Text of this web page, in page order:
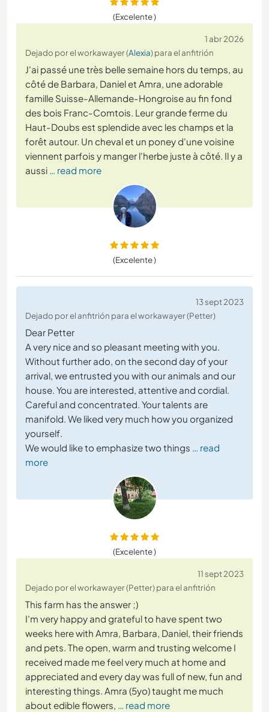
(Excelente )
1 abr 2026
Dejado por el workawayer (Alexia) para el anfitrión
J'ai passé une très belle semaine hors du temps, au
côté de Barbara, Daniel et Amra, une adorable
famille Suisse-Allemande-Hongroise au fin fond
des bois Franc-Comtois. Leur grande ferme du
Haut-Doubs est splendide avec les champs et la
forêt autour. Un cheval et un poney d'une voisine
viennent parfois y manger l'herbe juste à côté. Il y a
aussi … read more
(Excelente )
13 sept 2023
Dejado por el anfitrión para el workawayer (Petter)
Dear Petter
A very nice and so pleasant meeting with you.
Without further ado, on the second day of your
arrival, we entrusted you with our animals and our
house. You are interested, attentive and cordial.
Careful and concentrated. Your talents are
manifold. We liked very much how you organized
yourself.
We would like to emphasize two things … read
more
(Excelente )
11 sept 2023
Dejado por el workawayer (Petter) para el anfitrión
This farm has the answer ;)
I'm very happy and grateful to have spent two
weeks here with Amra, Barbara, Daniel, their friends
and pets. The open, warm and trusting welcome I
received made me feel very much at home and
appreciated and every day was full of new, fun and
interesting things. Amra (5yo) taught me much
about edible flowers, … read more